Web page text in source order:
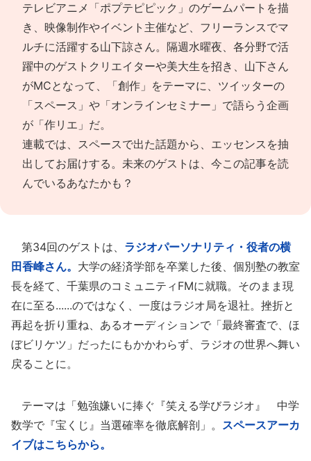
テレビアニメ「ポプテピピック」のゲームパートを描
き、映像制作やイベント主催など、フリーランスでマ
ルチに活躍する山下諒さん。 隔週水曜夜、各分野で活
躍中のゲストクリエイターや美大生を招き、山下さん
がMCとなって、「創作」をテーマに、ツイッターの
「スペース」や「オンラインセミナー」で語らう企画
が「作リエ」だ。
連載では、スペースで出た話題から、エッセンスを抽
出してお届けする。未来のゲストは、今この記事を読
んでいるあなたかも？
第34回のゲストは、 ラジオパーソナリティ・役者の横
田香峰さん。 大学の経済学部を卒業した後、個別塾の教室
長を経て、千葉県のコミュニティFMに就職。そのまま現
在に至る......のではなく、一度はラジオ局を退社。挫折と
再起を折り重ね、あるオーディションで「最終審査で、ほ
ぼビリケツ」だったにもかかわらず、ラジオの世界へ舞い
戻ることに。
テーマは「勉強嫌いに捧ぐ『笑える学びラジオ』 中学
数学で『宝くじ』当選確率を徹底解剖」。 スペースアーカ
イブはこちらから。